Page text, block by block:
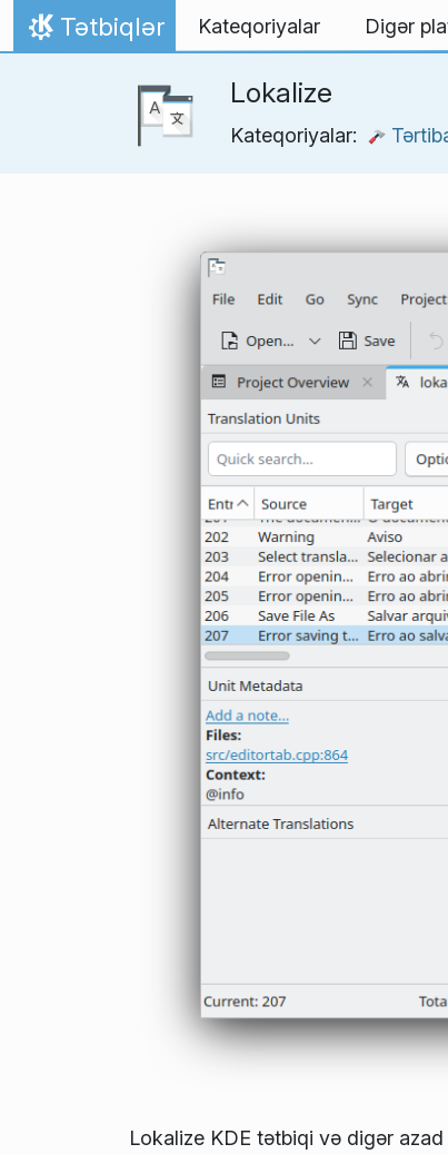
Skip to content
Home
Tətbiqlər Kateqoriyalar Digər
Lokalize
Kateqoriyalar:
Lokalize KDE tətbiqi və digər